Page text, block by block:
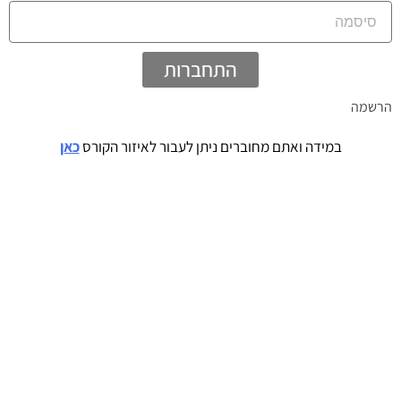
התחברות
הרשמה
במידה ואתם מחוברים ניתן לעבור לאיזור הקורסכאן